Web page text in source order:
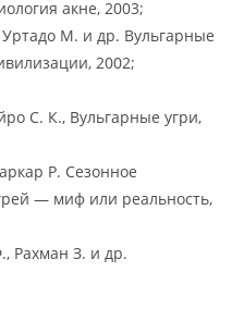
акне, 2003;
М. и др. Вульгарные
2002;
С. К., Вульгарные угри,
Р. Сезонное
— миф или реальность,
Рахман З. и др.